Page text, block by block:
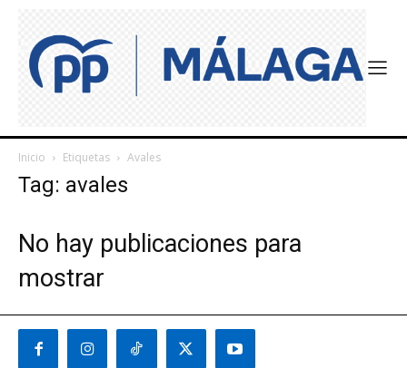
Inicio Etiquetas Avales
Tag: avales
No hay publicaciones para
mostrar